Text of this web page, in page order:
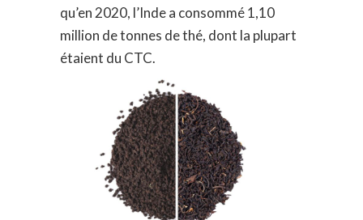
qu’en 2020, l’Inde a consommé 1,10
million de tonnes de thé, dont la plupart
étaient du CTC.